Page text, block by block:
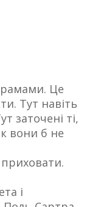
Це
Тут навіть
заточені ті,
вони б не
і